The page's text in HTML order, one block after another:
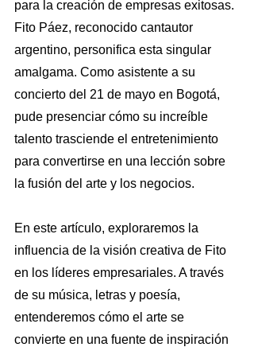
para la creación de empresas exitosas.
Fito Páez, reconocido cantautor
argentino, personifica esta singular
amalgama. Como asistente a su
concierto del 21 de mayo en Bogotá,
pude presenciar cómo su increíble
talento trasciende el entretenimiento
para convertirse en una lección sobre
la fusión del arte y los negocios.
En este artículo, exploraremos la
influencia de la visión creativa de Fito
en los líderes empresariales. A través
de su música, letras y poesía,
entenderemos cómo el arte se
convierte en una fuente de inspiración